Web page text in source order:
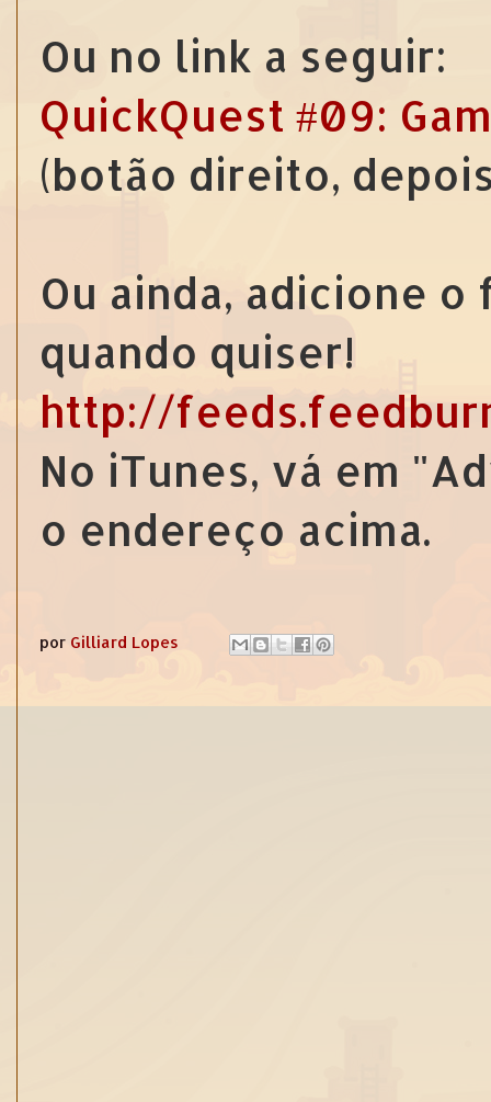
Ou no link a seguir:
QuickQuest #09:
(botão direito,
Ou ainda, adicione
quando quiser!
http://
No iTunes, vá em
o endereço acima.
por Gilliard Lopes